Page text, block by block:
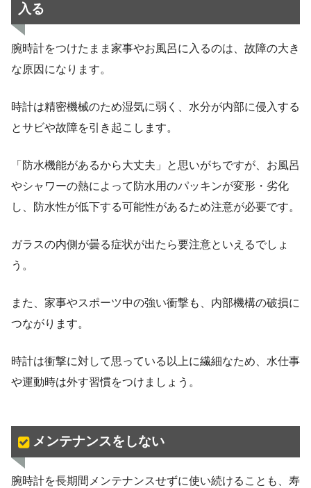
入る
腕時計をつけたまま家事やお風呂に入るのは、故障の大き
な原因になります。
時計は精密機械のため湿気に弱く、水分が内部に侵入する
とサビや故障を引き起こします。
「防水機能があるから大丈夫」と思いがちですが、お風呂
やシャワーの熱によって防水用のパッキンが変形・劣化
し、防水性が低下する可能性があるため注意が必要です。
ガラスの内側が曇る症状が出たら要注意といえるでしょ
う。
また、家事やスポーツ中の強い衝撃も、内部機構の破損に
つながります。
時計は衝撃に対して思っている以上に繊細なため、水仕事
や運動時は外す習慣をつけましょう。
メンテナンスをしない
腕時計を長期間メンテナンスせずに使い続けることも、寿